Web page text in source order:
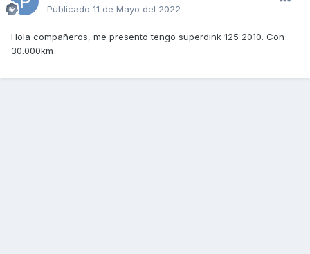
Publicado 11 de Mayo del 2022
Hola compañeros, me presento tengo superdink 125 2010. Con
30.000km